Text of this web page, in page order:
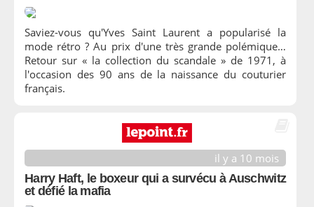
Saviez-vous qu'Yves Saint Laurent a popularisé la
mode rétro ? Au prix d'une très grande polémique…
Retour sur « la collection du scandale » de 1971, à
l'occasion des 90 ans de la naissance du couturier
français.
il y a 10 mois
Harry Haft, le boxeur qui a survécu à Auschwitz
et défié la mafia